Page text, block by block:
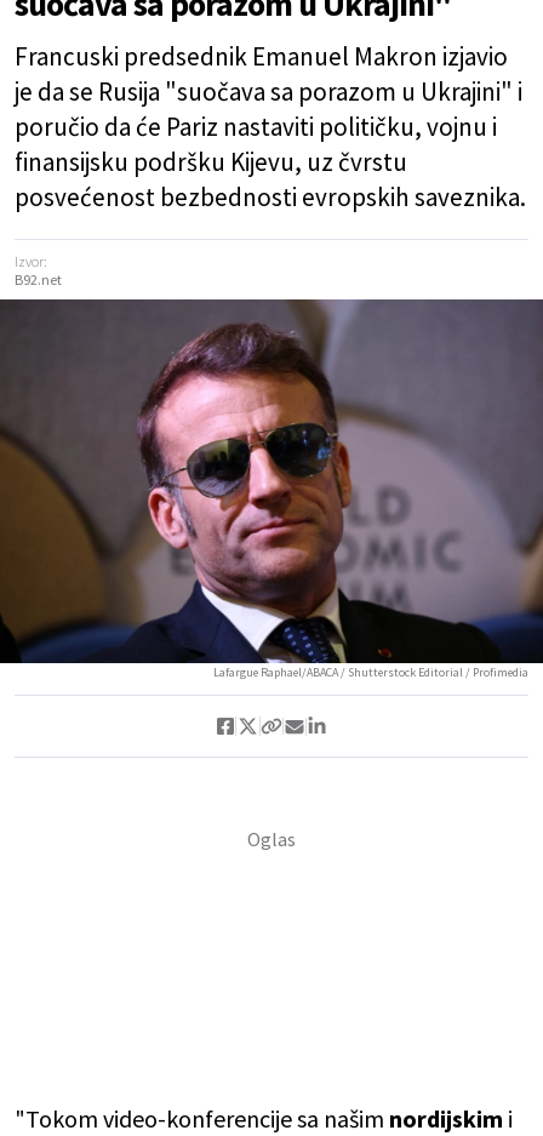
Francuski predsednik Emanuel Makron izjavio
je da se Rusija "suočava sa porazom u Ukrajini" i
poručio da će Pariz nastaviti političku, vojnu i
finansijsku podršku Kijevu, uz čvrstu
posvećenost bezbednosti evropskih saveznika.
Izvor:
B92.net
Lafargue Raphael/ABACA / Shutterstock Editorial / Profimedia
"Tokom video-konferencije sa našim nordijskim i